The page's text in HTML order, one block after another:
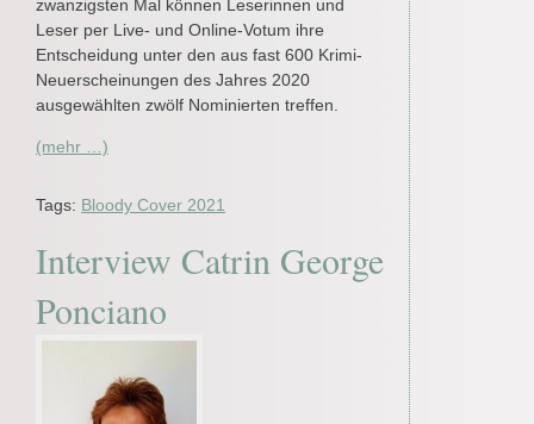
zwanzigsten Mal können Leserinnen und
Leser per Live- und Online-Votum ihre
Entscheidung unter den aus fast 600 Krimi-
Neuerscheinungen des Jahres 2020
ausgewählten zwölf Nominierten treffen.
(mehr …)
Tags: Bloody Cover 2021
Interview Catrin George
Ponciano